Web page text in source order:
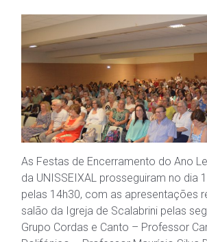
As Festas de Encerramento do Ano
da UNISSEIXAL prosseguiram no dia
pelas 14h30, com as apresentações
salão da Igreja de Scalabrini pelas
Grupo Cordas e Canto – Professor